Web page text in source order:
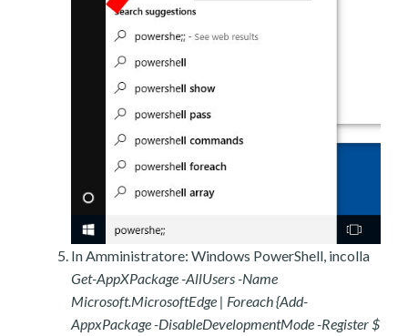
In Amministratore: Windows PowerShell, incolla
Get-AppXPackage -AllUsers -Name
Microsoft.MicrosoftEdge | Foreach {Add-
AppxPackage -DisableDevelopmentMode -Register $